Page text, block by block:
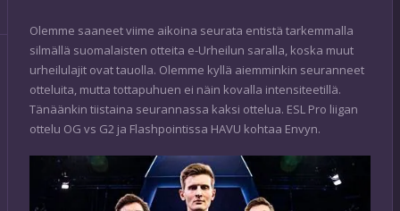
Olemme saaneet viime aikoina seurata entistä tarkemmalla
silmällä suomalaisten otteita e-Urheilun saralla, koska muut
urheilulajit ovat tauolla. Olemme kyllä aiemminkin seuranneet
otteluita, mutta tottapuhuen ei näin kovalla intensiteetillä.
Tänäänkin tiistaina seurannassa kaksi ottelua. ESL Pro liigan
ottelu OG vs G2 ja Flashpointissa HAVU kohtaa Envyn.